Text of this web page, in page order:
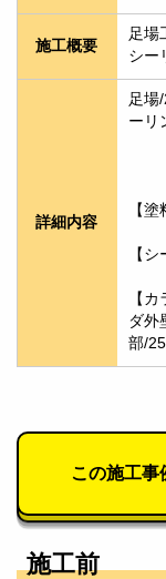
施工概要
足場
シー
詳細内容
足場
ーリ
【
【
【
ダ外
部/
この施工事
施工前